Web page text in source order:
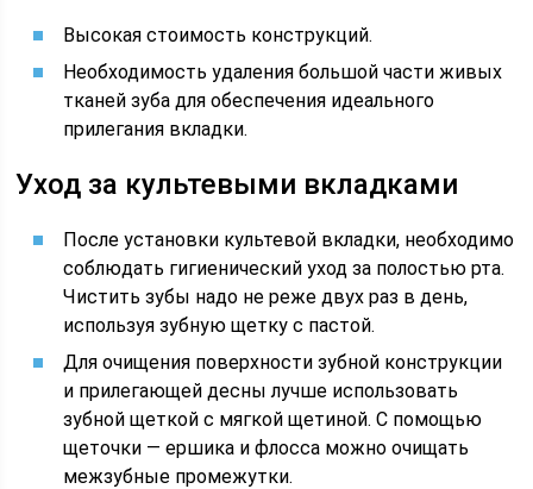
Высокая стоимость конструкций.
Необходимость удаления большой части живых
тканей зуба для обеспечения идеального
прилегания вкладки.
Уход за культевыми вкладками
После установки культевой вкладки, необходимо
соблюдать гигиенический уход за полостью рта.
Чистить зубы надо не реже двух раз в день,
используя зубную щетку с пастой.
Для очищения поверхности зубной конструкции
и прилегающей десны лучше использовать
зубной щеткой с мягкой щетиной. С помощью
щеточки — ершика и флосса можно очищать
межзубные промежутки.